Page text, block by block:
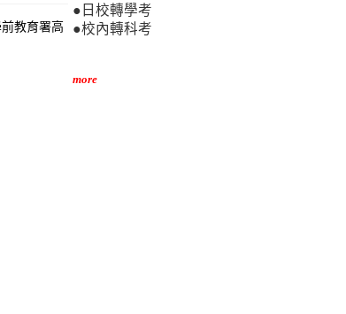
教育署高
●日校轉學考
●校內轉科考
more